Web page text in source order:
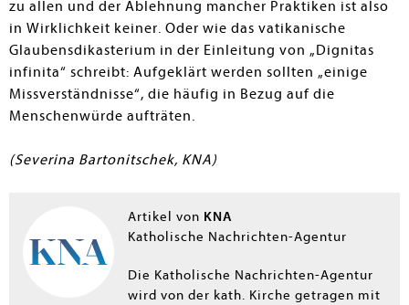
zu allen und der Ablehnung mancher Praktiken ist also
in Wirklichkeit keiner. Oder wie das vatikanische
Glaubensdikasterium in der Einleitung von „Dignitas
infinita“ schreibt: Aufgeklärt werden sollten „einige
Missverständnisse“, die häufig in Bezug auf die
Menschenwürde aufträten.
(Severina Bartonitschek, KNA)
Artikel von KNA
Katholische Nachrichten-Agentur
Die Katholische Nachrichten-Agentur
wird von der kath. Kirche getragen mit